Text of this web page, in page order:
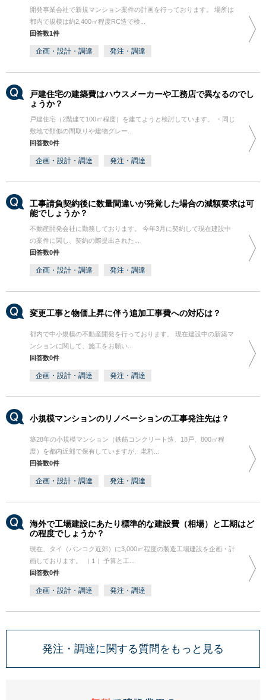
開発事業会社で新規マンション案件の計画を行っております。 場所は
都内で規模は約2,400㎡程度RC造で検...
回答数1件
企画・設計・調達 発注・調達
戸建住宅の建築費はハウスメーカーや工務店で異なるのでし
ょうか？
戸建住宅（2階建て100㎡程度）を建てようと検討しています。 ・同じ
敷地で類似の間取りや建物グレー...
回答数0件
企画・設計・調達 発注・調達
工事請負契約後に数量間違いが発覚した場合の減額要求は可
能でしょうか？
不動産開発会社に勤務しております。 今年3月に契約して現在建設中
の案件に関し、契約の際提出された...
回答数0件
企画・設計・調達 発注・調達
変更工事と物価上昇に伴う追加工事費への対応は？
都内で中小規模の不動産開発を行っております。 現在建設中の新築マ
ンションに関して、施工をお願い...
回答数0件
企画・設計・調達 発注・調達
小規模マンションのリノベーションの工事発注先は？
築28年の小規模マンション（鉄筋コンクリート造、18戸、800㎡程
度）を都内近郊で保有していますが、老朽...
回答数0件
企画・設計・調達 発注・調達
海外で工場建設にあたり標準的な建設費（相場）と工期はど
の程度でしょうか？
現在、タイ（バンコク近郊）に3,000㎡程度の製造工場建設を企画・計
画しております。 （１）予算と工...
回答数0件
企画・設計・調達 発注・調達
発注・調達に関する質問をもっと見る